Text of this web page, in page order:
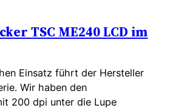
TSC ME240 LCD im
Einsatz führt der Hersteller
Wir haben den
200 dpi unter die Lupe